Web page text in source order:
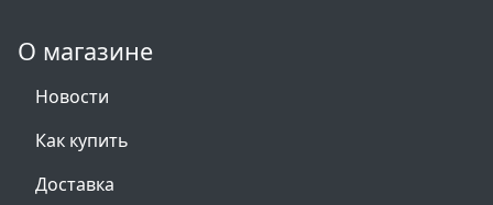
О магазине
Новости
Как купить
Доставка